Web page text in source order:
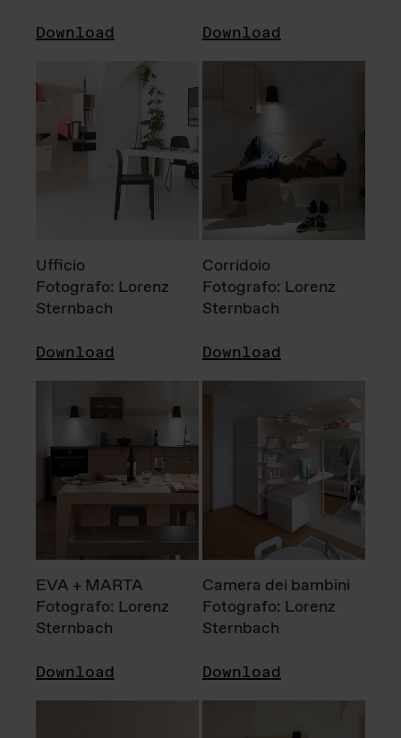
Download Download
Ufficio
Fotografo: Lorenz
Sternbach
Download
Corridoio
Fotografo: Lorenz
Sternbach
Download
EVA + MARTA
Fotografo: Lorenz
Sternbach
Download
Camera dei bambini
Fotografo: Lorenz
Sternbach
Download